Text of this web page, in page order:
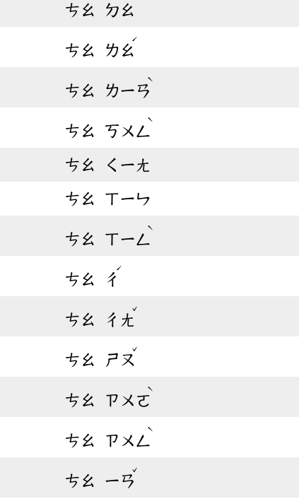
ㄘㄠ ㄉㄠ
ㄘㄠ ㄌㄠ
ˊ
ㄘㄠ ㄌㄧㄢ
ˋ
ㄘㄠ ㄎㄨㄥ
ˋ
ㄘㄠ ㄑㄧㄤ
ㄘㄠ ㄒㄧㄣ
ㄘㄠ ㄒㄧㄥ
ˋ
ㄘㄠ ㄔ
ˊ
ㄘㄠ ㄔㄤ
ˇ
ㄘㄠ ㄕㄡ
ˇ
ㄘㄠ ㄗㄨㄛ
ˋ
ㄘㄠ ㄗㄨㄥ
ˋ
ㄘㄠ ㄧㄢ
ˇ